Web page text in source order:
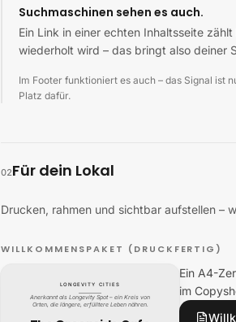
Suchmaschinen sehen es auch.
Ein Link in einer echten Inhaltsseite
wiederholt wird – das bringt also deiner
Im Footer funktioniert es auch – das Signal ist
Platz dafür.
02Für dein Lokal
Drucken, rahmen und sichtbar aufstellen –
WILLKOMMENSPAKET (DRUCKFERTIG)
LONGEVITY CITIES
Anerkannt als Longevity Spot – ein Kreis von
Orten, die längere, erfülltere Leben nähren.
Ein A4-
im